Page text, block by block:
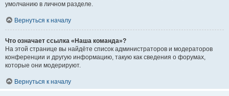
умолчанию в личном разделе.
Вернуться к началу
Что означает ссылка «Наша команда»?
На этой странице вы найдёте список администраторов и модераторов
конференции и другую информацию, такую как сведения о форумах,
которые они модерируют.
Вернуться к началу